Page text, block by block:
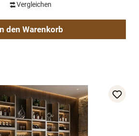
Vergleichen
den Warenkorb